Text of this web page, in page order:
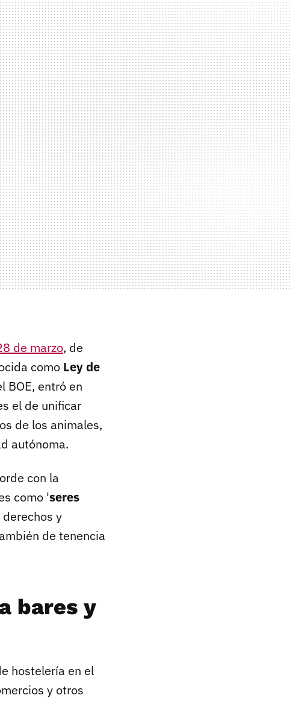
de marzo, de
como Ley de
BOE, entró en
el de unificar
de los animales,
autónoma.
con la
como 'seres
y
de tenencia
bares y
hostelería en el
y otros